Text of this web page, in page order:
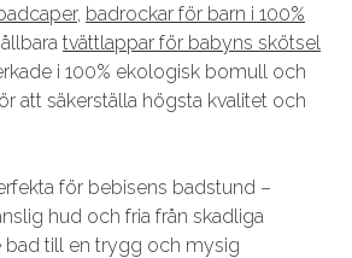
, badrockar för barn i 100%
tvättlappar för babyns skötsel
i 100% ekologisk bomull och
att säkerställa högsta kvalitet och
för bebisens badstund –
hud och fria från skadliga
bad till en trygg och mysig